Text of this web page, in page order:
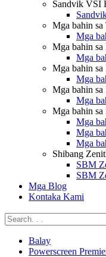
Sandvik VSI
Mga bahin sa
Mga
Mga bahin
Mga
Mga bahin sa
Mga
Mga bahin
Mga
Mga bahin sa
Mga
Mga
Mga
Shibang
SBM
SBM
Mga Blog
Kontaka Kami
Balay
Powerscreen